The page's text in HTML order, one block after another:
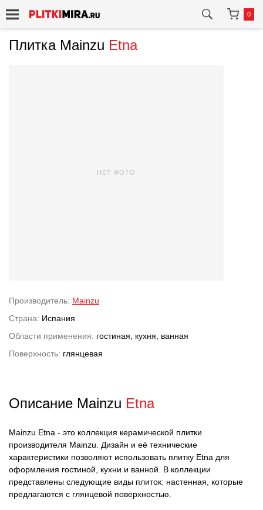
0
Плитка Mainzu Etna
НЕТ ФОТО
Производитель: Mainzu
Страна: Испания
Области применения: гостиная, кухня, ванная
Поверхность: глянцевая
Описание Mainzu Etna
Mainzu Etna - это коллекция керамической плитки
производителя Mainzu. Дизайн и её технические
характеристики позволяют использовать плитку Etna для
оформления гостиной, кухни и ванной. В коллекции
представлены следующие виды плиток: настенная, которые
предлагаются с глянцевой поверхностью.